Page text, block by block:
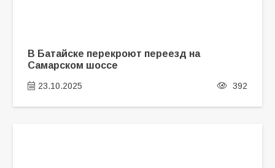
В Батайске перекроют переезд на
Самарском шоссе
23.10.2025 392